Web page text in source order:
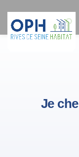
contenu
Je